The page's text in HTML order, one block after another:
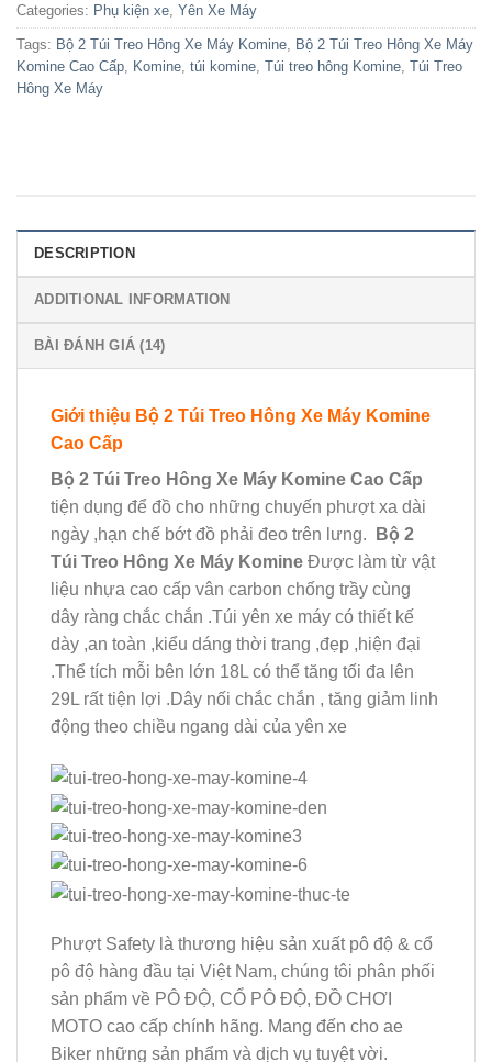
Categories: Phụ kiện xe Yên Xe Máy
Tags: Bộ 2 Túi Treo Hông Xe Máy Komine Bộ 2 Túi Treo Hông Xe Máy
Komine Cao Cấp Komine túi komine Túi treo hông Komine Túi Treo
Hông Xe Máy
DESCRIPTION
ADDITIONAL INFORMATION
BÀI ĐÁNH GIÁ (14)
Giới thiệu Bộ 2 Túi Treo Hông Xe Máy Komine
Cao Cấp
Bộ 2 Túi Treo Hông Xe Máy Komine Cao Cấp
tiện dụng để đồ cho những chuyến phượt xa dài
ngày ,hạn chế bớt đồ phải đeo trên lưng.
Bộ 2
Túi Treo Hông Xe Máy Komine Được làm từ vật
liệu nhựa cao cấp vân carbon chống trầy cùng
dây ràng chắc chắn .Túi yên xe máy có thiết kế
dày ,an toàn ,kiểu dáng thời trang ,đẹp ,hiện đại
.Thể tích mỗi bên lớn 18L có thể tăng tối đa lên
29L rất tiện lợi .Dây nối chắc chắn , tăng giảm linh
động theo chiều ngang dài của yên xe
Phượt Safety là thương hiệu sản xuất pô độ & cổ
pô độ hàng đầu tại Việt Nam, chúng tôi phân phối
sản phẩm về PÔ ĐỘ, CỔ PÔ ĐỘ, ĐỒ CHƠI
MOTO cao cấp chính hãng. Mang đến cho ae
Biker những sản phẩm và dịch vụ tuyệt vời.